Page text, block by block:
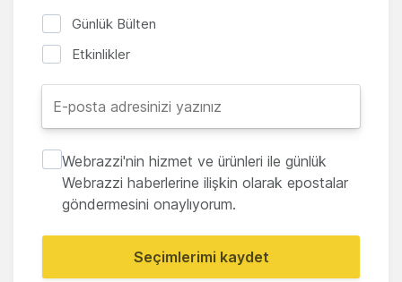
Günlük Bülten
Etkinlikler
Webrazzi'nin hizmet ve ürünleri ile günlük
Webrazzi haberlerine ilişkin olarak epostalar
göndermesini onaylıyorum.
Seçimlerimi kaydet